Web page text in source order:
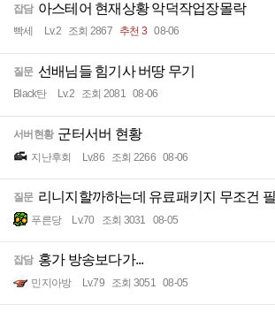
잡담 아스테어 현재상황 악덕작업장몰락
빡세 Lv.2 조회 2867 추천 3 08-06
질문 선배님들 힘기사 버땅 무기
Black탄 Lv.2 조회 2081 08-06
서버현황 군터서버 현황
지난후회 Lv.86 조회 2266 08-06
질문 리니지할까하는데 유료패키지 무조건
푸른당 Lv.70 조회 3031 08-05
잡담 홍가 방송보다가...
민지아방 Lv.79 조회 3051 08-05